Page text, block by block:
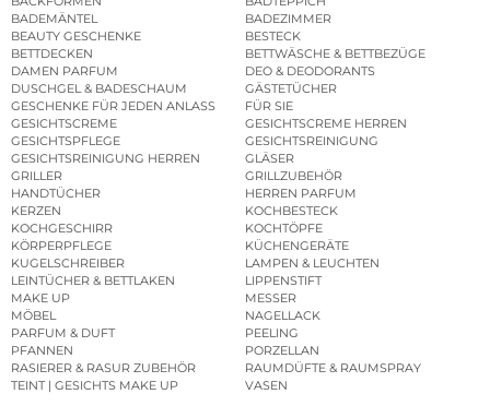
BADEMÄNTEL
BADEZIMMER
BEAUTY GESCHENKE
BESTECK
BETTDECKEN
BETTWÄSCHE & BETTBEZÜGE
DAMEN PARFUM
DEO & DEODORANTS
DUSCHGEL & BADESCHAUM
GÄSTETÜCHER
GESCHENKE FÜR JEDEN ANLASS
FÜR SIE
GESICHTSCREME
GESICHTSCREME HERREN
GESICHTSPFLEGE
GESICHTSREINIGUNG
GESICHTSREINIGUNG HERREN
GLÄSER
GRILLER
GRILLZUBEHÖR
HANDTÜCHER
HERREN PARFUM
KERZEN
KOCHBESTECK
KOCHGESCHIRR
KOCHTÖPFE
KÖRPERPFLEGE
KÜCHENGERÄTE
KUGELSCHREIBER
LAMPEN & LEUCHTEN
LEINTÜCHER & BETTLAKEN
LIPPENSTIFT
MAKE UP
MESSER
MÖBEL
NAGELLACK
PARFUM & DUFT
PEELING
PFANNEN
PORZELLAN
RASIERER & RASUR ZUBEHÖR
RAUMDÜFTE & RAUMSPRAY
TEINT | GESICHTS MAKE UP
VASEN